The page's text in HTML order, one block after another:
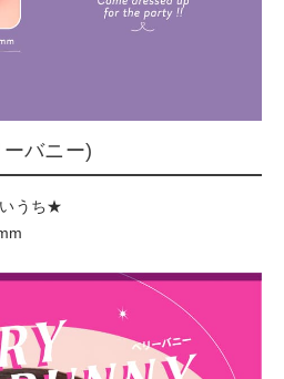
バニー)
うち★